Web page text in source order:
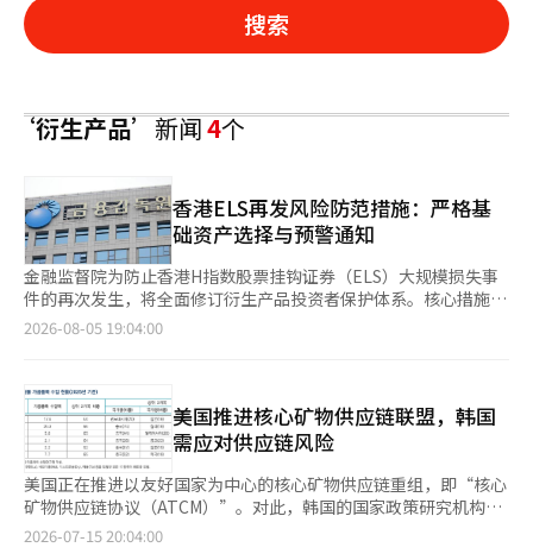
搜索
‘衍生产品’新闻4个
香港ELS再发风险防范措施：严格基
础资产选择与预警通知
金融监督院为防止香港H指数股票挂钩证券（ELS）大规模损失事
件的再次发生，将全面修订衍生产品投资者保护体系。核心措施包
括从产品设计阶段开始加强基础资产选择标准，并在投资后基础资
会”，金融投资协会及10家主要证券公司的高层出席了会议，公开
了“衍生产品投资者保护制度改善方案”。 此次改善方案是基于
金融监督院与金融投资协会及主要证券公司自3月至6月期间成立的
工作组（TF）讨论的结果。在衍生产品发行增加、国内外股市波
动加大的背景下，方案重点强化了证券公司在产品设计、销售及后
续管理中的自主责任。 最大的变化是在产品设计阶段建立新的基
础资产管理体系。 未来，证券公司需制定基础资产运营标准，并
建立“基础资产池”进行管理。纳入产品的基础资产将根据产品特
2026-08-05 19:04:00
美国推进核心矿物供应链联盟，韩国
需应对供应链风险
美国正在推进以友好国家为中心的核心矿物供应链重组，即“核心
矿物供应链协议（ATCM）”。对此，韩国的国家政策研究机构分
析认为，韩国需要考虑对中国的供应链风险以及对美国和欧洲
2026-07-15 20:04:00